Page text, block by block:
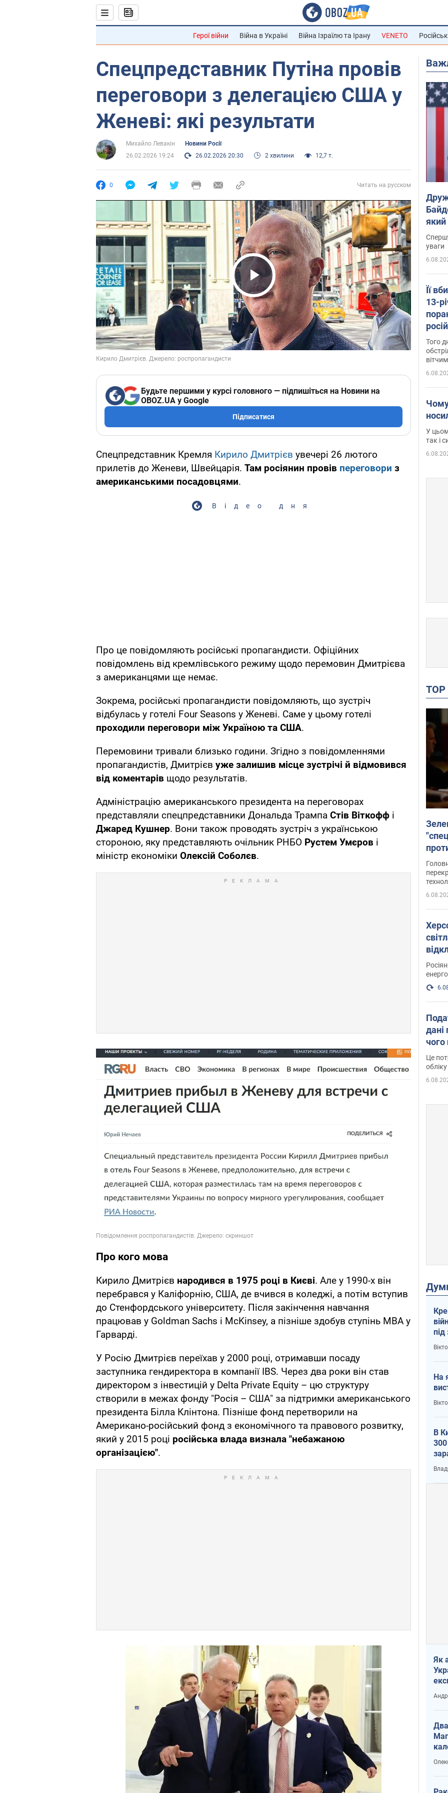
Герої війни Війна в Україні Війна Ізраїлю та Ірану VENETO
Спецпредставник Путіна провів
переговори з делегацією США у
Женеві: які результати
Михайло Левакін
Новини Росії
26.02.2026 19:24
26.02.2026 20:30 2 хвилини 12,7 т.
0 Читать на русском
Play Video
Будьте першими у курсі головного — підпишіться на Новини на
OBOZ.UA у Google
Підписатися
Спецпредставник Кремля Кирило Дмитрієв увечері 26 лютого
прилетів до Женеви, Швейцарія. Там росіянин провів переговори з
американськими посадовцями.
Відео дня
Про це повідомляють російські пропагандисти. Офіційних
повідомлень від кремлівського режиму щодо перемовин Дмитрієва
з американцями ще немає.
Зокрема, російські пропагандисти повідомляють, що зустріч
відбулась у готелі Four Seasons у Женеві. Саме у цьому готелі
проходили переговори між Україною та США.
Перемовини тривали близько години. Згідно з повідомленнями
пропагандистів, Дмитрієв уже залишив місце зустрічі й відмовився
від коментарів щодо результатів.
Адміністрацію американського президента на переговорах
представляли спецпредставники Дональда Трампа Стів Віткофф і
Джаред Кушнер. Вони також проводять зустріч з українською
стороною, яку представляють очільник РНБО Рустем Умєров і
міністр економіки Олексій Соболєв.
Про кого мова
Кирило Дмитрієв народився в 1975 році в Києві. Але у 1990-х він
перебрався у Каліфорнію, США, де вчився в коледжі, а потім вступив
до Стенфордського університету. Після закінчення навчання
працював у Goldman Sachs і McKinsey, а пізніше здобув ступінь MBA у
Гарварді.
У Росію Дмитрієв переїхав у 2000 році, отримавши посаду
заступника гендиректора в компанії IBS. Через два роки він став
директором з інвестицій у Delta Private Equity – цю структуру
створили в межах фонду "Росія – США" за підтримки американського
президента Білла Клінтона. Пізніше фонд перетворили на
Американо-російський фонд з економічного та правового розвитку,
який у 2015 році російська влада визнала "небажаною
організацією".
який
уваги
Її
13-
Того
У
так і
дані
чого
Це
обліку
На
В
Як